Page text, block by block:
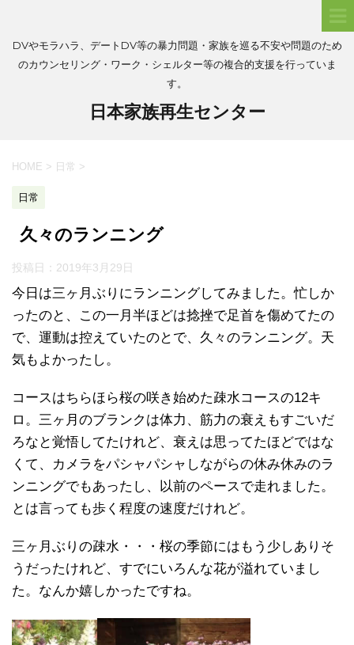
DVやモラハラ、デートDV等の暴力問題・家族を巡る不安や問題のため
のカウンセリング・ワーク・シェルター等の複合的支援を行っていま
す。
日本家族再生センター
HOME > 日常 >
日常
久々のランニング
投稿日： 2019年3月29日
今日は三ヶ月ぶりにランニングしてみました。忙しか
ったのと、この一月半ほどは捻挫で足首を傷めてたの
で、運動は控えていたのとで、久々のランニング。天
気もよかったし。
コースはちらほら桜の咲き始めた疎水コースの12キ
ロ。三ヶ月のブランクは体力、筋力の衰えもすごいだ
ろなと覚悟してたけれど、衰えは思ってたほどではな
くて、カメラをパシャパシャしながらの休み休みのラ
ンニングでもあったし、以前のペースで走れました。
とは言っても歩く程度の速度だけれど。
三ヶ月ぶりの疎水・・・桜の季節にはもう少しありそ
うだったけれど、すでにいろんな花が溢れていまし
た。なんか嬉しかったですね。